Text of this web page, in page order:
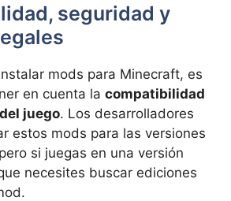
seguridad y
mods para Minecraft, es
en cuenta la compatibilidad
juego. Los desarrolladores
estos mods para las versiones
si juegas en una versión
necesites buscar ediciones